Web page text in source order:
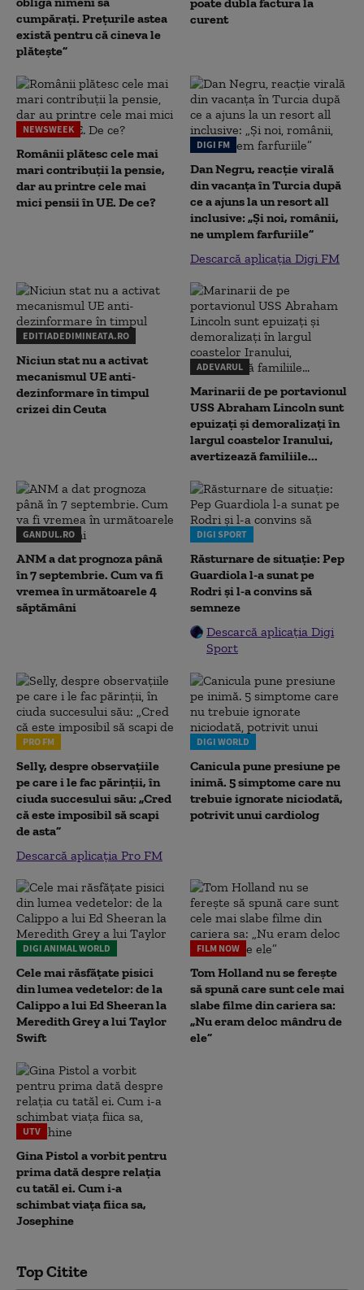
cumpărați. Prețurile astea
există pentru că cineva le
plătește”
curent
NEWSWEEK
Românii plătesc cele mai
mari contribuții la pensie,
dar au printre cele mai
mici pensii în UE. De ce?
DIGI FM
Dan Negru, reacție virală
din vacanța în Turcia după
ce a ajuns la un resort all
inclusive: „Și noi, românii,
ne umplem farfuriile”
Descarcă aplicația Digi FM
EDITIADEDIMINEATA.RO
Niciun stat nu a activat
mecanismul UE anti-
dezinformare în timpul
crizei din Ceuta
ADEVARUL
Marinarii de pe portavionul
USS Abraham Lincoln sunt
epuizați și demoralizați în
largul coastelor Iranului,
avertizează familiile...
GANDUL.RO
ANM a dat prognoza până
în 7 septembrie. Cum va fi
vremea în următoarele 4
săptămâni
DIGI SPORT
Răsturnare de situație: Pep
Guardiola l-a sunat pe
Rodri și l-a convins să
semneze
Descarcă aplicația Digi
Sport
PRO FM
Selly, despre observațiile
pe care i le fac părinții, în
ciuda succesului său: „Cred
că este imposibil să scapi
de asta”
Descarcă aplicația Pro FM
DIGI WORLD
Canicula pune presiune pe
inimă. 5 simptome care nu
trebuie ignorate niciodată,
potrivit unui cardiolog
DIGI ANIMAL WORLD
Cele mai răsfățate pisici
din lumea vedetelor: de la
Calippo a lui Ed Sheeran la
Meredith Grey a lui Taylor
Swift
FILM NOW
Tom Holland nu se ferește
să spună care sunt cele mai
slabe filme din cariera sa:
„Nu eram deloc mândru de
ele”
UTV
Gina Pistol a vorbit pentru
prima dată despre relația
cu tatăl ei. Cum i-a
schimbat viața fiica sa,
Josephine
Top Citite